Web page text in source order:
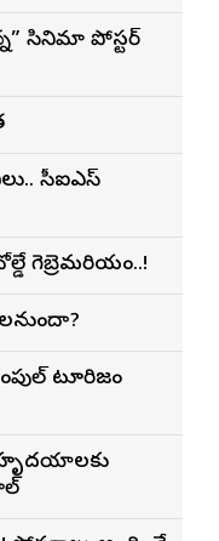
సినిమా పోస్టర్
సీఐఎస్
గెబ్రెమరియం..!
టూరిజం
హృదయాలకు